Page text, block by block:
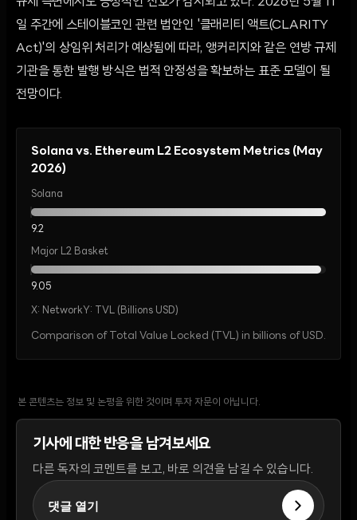
일 주간에 스테이블코인 관련 법안인 '클래리티 액트(CLARITY
Act)'의 상임위 처리가 예상됨에 따라, 앵커리지와 같은 연방 규제
기관을 통한 발행 방식은 법적 안정성을 확보하는 표준 모델이 될
전망이다.
Solana vs. Ethereum L2 Ecosystem Metrics (May
2026)
Solana
9.2
Major L2 Basket
9.05
X: Network Y: TVL (Billions USD)
Comparison of Total Value Locked (TVL) in billions of USD.
본 콘텐츠는 정보 및 논평을 위한 것이며 투자 자문이 아닙니다.
기사에 대한 반응을 남겨보세요
다른 독자의 코멘트를 보고, 바로 의견을 남길 수 있습니다.
댓글 열기